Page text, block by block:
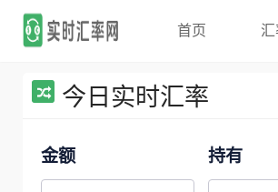
首页
今日实时汇率
金额 持有